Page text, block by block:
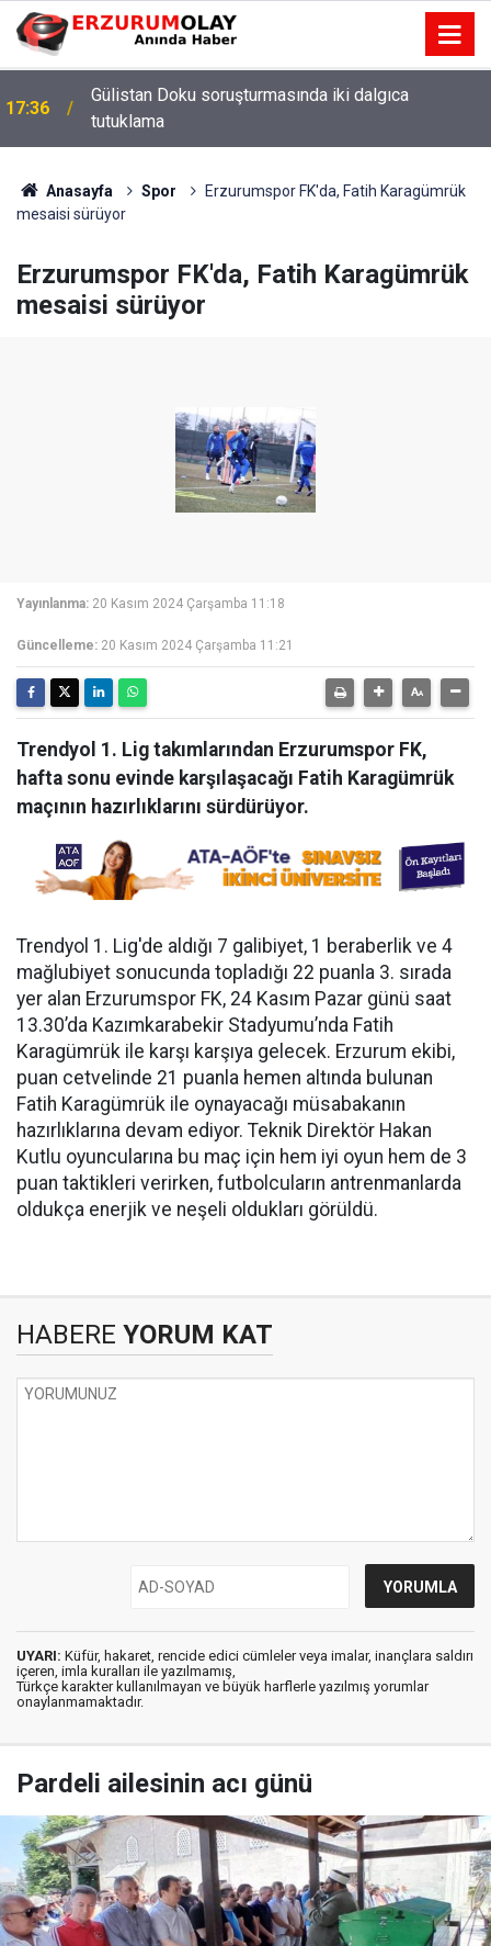
17:36
Gülistan Doku soruşturmasında iki dalgıca
tutuklama
Anasayfa Spor
Erzurumspor FK'da, Fatih Karagümrük
mesaisi sürüyor
Erzurumspor FK'da, Fatih Karagümrük
mesaisi sürüyor
Yayınlanma: 20 Kasım 2024 Çarşamba 11:18
Güncelleme: 20 Kasım 2024 Çarşamba 11:21
Trendyol 1. Lig takımlarından Erzurumspor FK,
hafta sonu evinde karşılaşacağı Fatih Karagümrük
maçının hazırlıklarını sürdürüyor.
Trendyol 1. Lig'de aldığı 7 galibiyet, 1 beraberlik ve 4
mağlubiyet sonucunda topladığı 22 puanla 3. sırada
yer alan Erzurumspor FK, 24 Kasım Pazar günü saat
13.30’da Kazımkarabekir Stadyumu’nda Fatih
Karagümrük ile karşı karşıya gelecek. Erzurum ekibi,
puan cetvelinde 21 puanla hemen altında bulunan
Fatih Karagümrük ile oynayacağı müsabakanın
hazırlıklarına devam ediyor. Teknik Direktör Hakan
Kutlu oyuncularına bu maç için hem iyi oyun hem de 3
puan taktikleri verirken, futbolcuların antrenmanlarda
oldukça enerjik ve neşeli oldukları görüldü.
HABERE YORUM KAT
UYARI: Küfür, hakaret, rencide edici cümleler veya imalar, inançlara saldırı
içeren, imla kuralları ile yazılmamış,
Türkçe karakter kullanılmayan ve büyük harflerle yazılmış yorumlar
onaylanmamaktadır.
Pardeli ailesinin acı günü